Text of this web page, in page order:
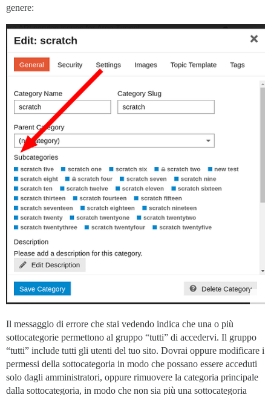
genere:
Il messaggio di errore che stai vedendo indica che una o più
sottocategorie permettono al gruppo “tutti” di accedervi. Il gruppo
“tutti” include tutti gli utenti del tuo sito. Dovrai oppure modificare i
permessi della sottocategoria in modo che possano essere acceduti
solo dagli amministratori, oppure rimuovere la categoria principale
dalla sottocategoria, in modo che non sia più una sottocategoria